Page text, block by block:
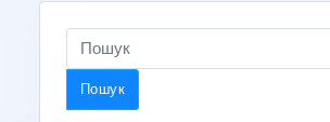
Пошук